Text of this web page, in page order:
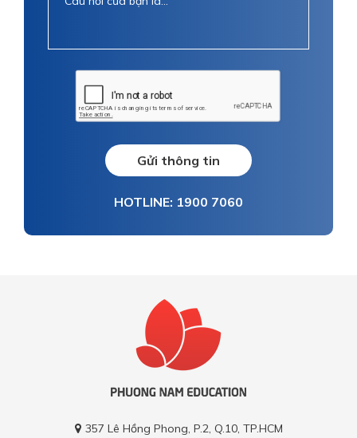
Gửi thông tin
HOTLINE: 1900 7060
357 Lê Hồng Phong, P.2, Q.10, TP.HCM